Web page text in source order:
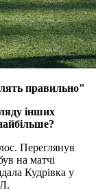
правильно"
інших
Переглянув
на матчі
Кудрівка у